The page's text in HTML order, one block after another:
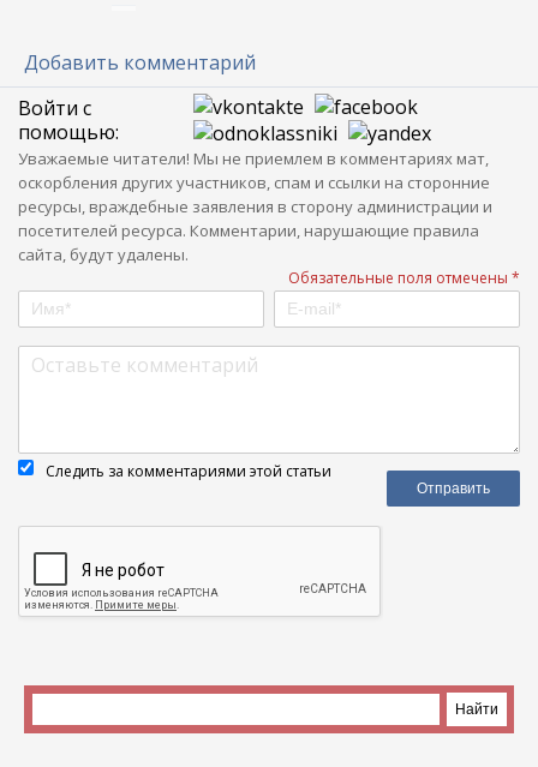
Добавить комментарий
Войти с
помощью:
Уважаемые читатели! Мы не приемлем в комментариях мат,
оскорбления других участников, спам и ссылки на сторонние
ресурсы, враждебные заявления в сторону администрации и
посетителей ресурса. Комментарии, нарушающие правила
сайта, будут удалены.
Обязательные поля отмечены *
Следить за комментариями этой статьи